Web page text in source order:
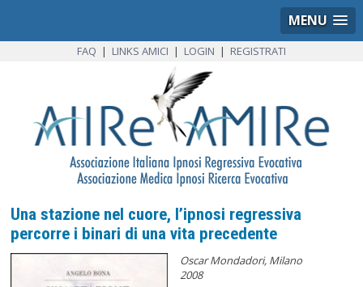
MENU
FAQ | LINKS AMICI | LOGIN | REGISTRATI
Una stazione nel cuore, l’ipnosi regressiva
percorre i binari di una vita precedente
Oscar Mondadori, Milano
2008